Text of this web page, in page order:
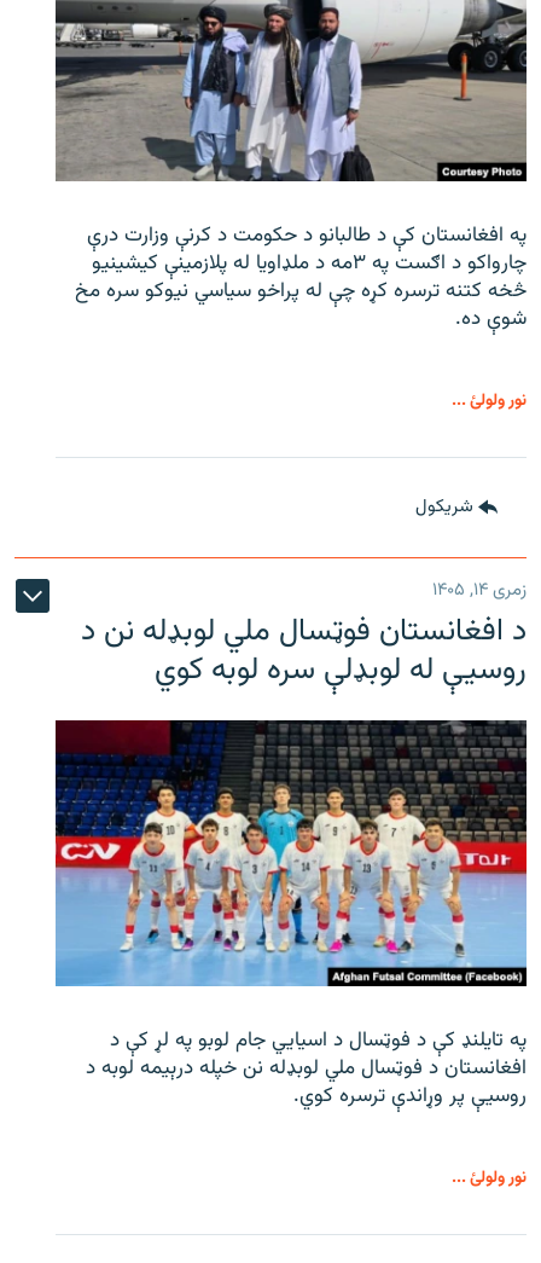
په افغانستان کې د طالبانو د حکومت د کرنې وزارت درې
چارواکو د اګست په ۳مه د ملډاویا له پلازمینې کیشینیو
څخه کتنه ترسره کړه چې له پراخو سیاسي نیوکو سره مخ
شوې ده.
نور ولولئ ...
شريکول
زمری ۱۴, ۱۴۰۵
د افغانستان فوټسال ملي لوبډله نن د
روسیې له لوبډلې سره لوبه کوي
په تایلنډ کې د فوټسال د اسیایي جام لوبو په لړ کې د
افغانستان د فوټسال ملي لوبډله نن خپله درېیمه لوبه د
روسیې پر وړاندې ترسره کوي.
نور ولولئ ...